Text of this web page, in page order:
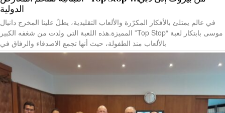
الدولية
في عالم يمتلئ بالأفكار المكرّرة والألعاب التقليدية، يطلّ علينا المخرج دانيال
موسى بابتكار لعبة “Top Stop” المميزة.هذه اللعبة التي ولدت من شغفه الكبير
بالألعاب منذ الطفولة، حيث أنها تجمع الاصدقاء والرفاق في